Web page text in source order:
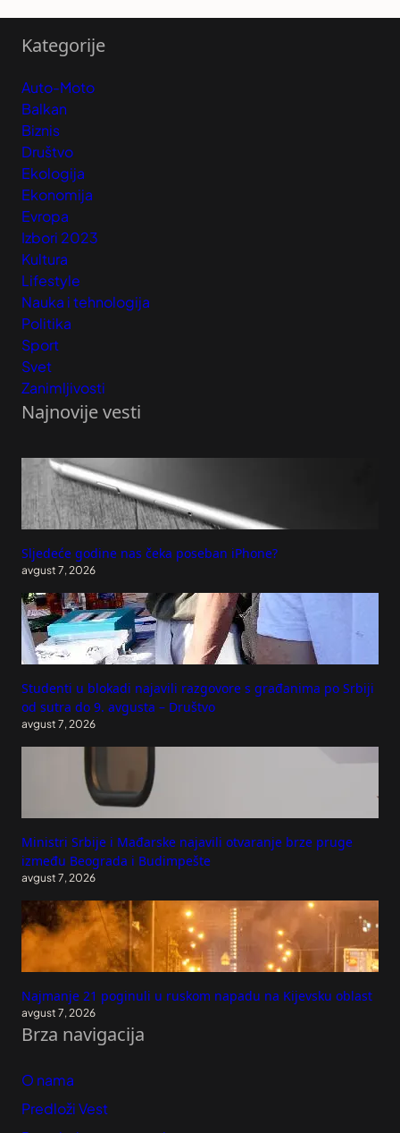
Kategorije
Auto-Moto
Balkan
Biznis
Društvo
Ekologija
Ekonomija
Evropa
Izbori 2023
Kultura
Lifestyle
Nauka i tehnologija
Politika
Sport
Svet
Zanimljivosti
Najnovije vesti
Sljedeće godine nas čeka poseban iPhone?
avgust 7, 2026
Studenti u blokadi najavili razgovore s građanima po Srbiji
od sutra do 9. avgusta – Društvo
avgust 7, 2026
Ministri Srbije i Mađarske najavili otvaranje brze pruge
između Beograda i Budimpešte
avgust 7, 2026
Najmanje 21 poginuli u ruskom napadu na Kijevsku oblast
avgust 7, 2026
Brza navigacija
O nama
Predloži Vest